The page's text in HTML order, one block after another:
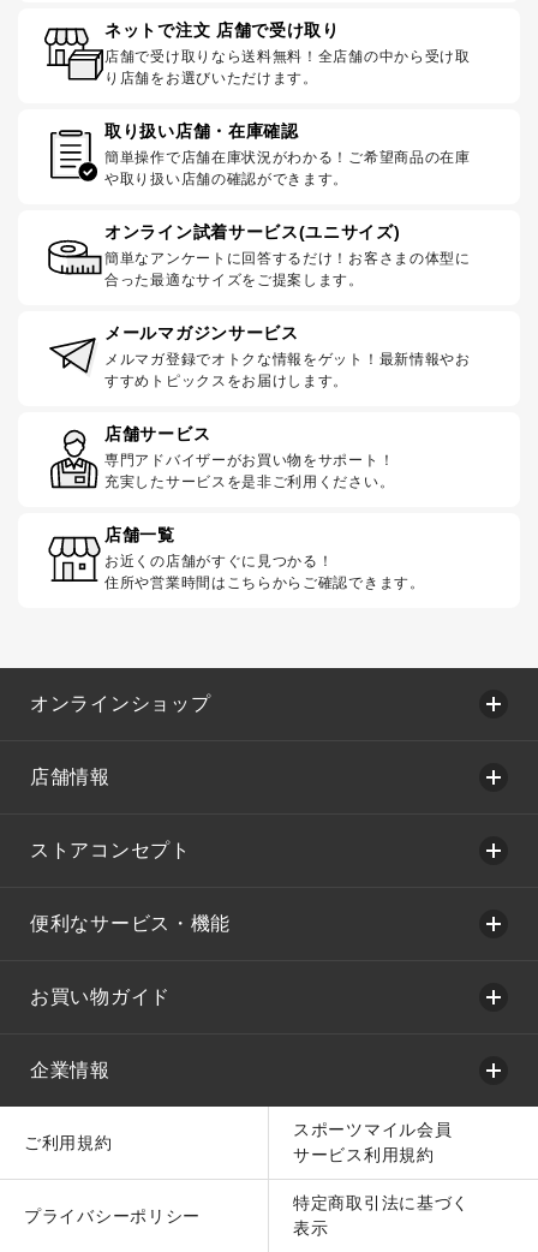
ネットで注文 店舗で受け取り
店舗で受け取りなら送料無料！全店舗の中から受け取
り店舗をお選びいただけます。
取り扱い店舗・在庫確認
簡単操作で店舗在庫状況がわかる！ご希望商品の在庫
や取り扱い店舗の確認ができます。
オンライン試着サービス(ユニサイズ)
簡単なアンケートに回答するだけ！お客さまの体型に
合った最適なサイズをご提案します。
メールマガジンサービス
メルマガ登録でオトクな情報をゲット！最新情報やお
すすめトピックスをお届けします。
店舗サービス
専門アドバイザーがお買い物をサポート！
充実したサービスを是非ご利用ください。
店舗一覧
お近くの店舗がすぐに見つかる！
住所や営業時間はこちらからご確認できます。
オンラインショップ
店舗情報
ストアコンセプト
便利なサービス・機能
お買い物ガイド
企業情報
ご利用規約
スポーツマイル会員
サービス利用規約
プライバシーポリシー
特定商取引法に基づく
表示